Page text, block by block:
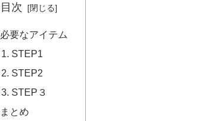
目次
必要なアイテム
STEP1
STEP2
STEP３
まとめ